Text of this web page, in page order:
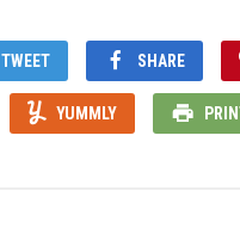
TWEET SHARE
YUMMLY